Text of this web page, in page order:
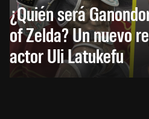
¿Quién será
of Zelda? Un nuevo
actor Uli Latukefu